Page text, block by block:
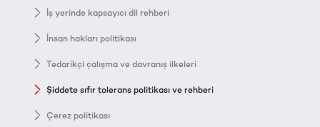
İş yerinde kapsayıcı dil rehberi
İnsan hakları politikası
Tedarikçi çalışma ve davranış ilkeleri
Şiddete sıfır tolerans politikası ve rehberi
Çerez politikası